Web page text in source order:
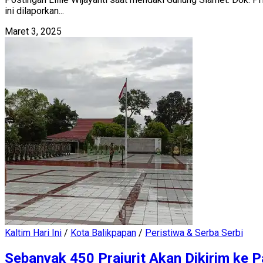
ini dilaporkan...
Maret 3, 2025
Kaltim Hari Ini / Kota Balikpapan / Peristiwa & Serba Serbi
Sebanyak 450 Prajurit Akan Dikirim ke